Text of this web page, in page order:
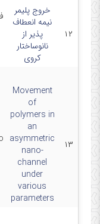
۱۲
خروج پلیمر
نیمه انعطاف
پذیر از
نانوساختار
کروی
۱۳
Movement
of
polymers in
an
asymmetric
nano-
channel
under
various
parameters